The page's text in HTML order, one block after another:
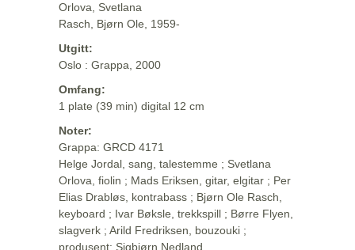
Orlova, Svetlana
Rasch, Bjørn Ole, 1959-
Utgitt:
Oslo : Grappa, 2000
Omfang:
1 plate (39 min) digital 12 cm
Noter:
Grappa: GRCD 4171
Helge Jordal, sang, talestemme ; Svetlana
Orlova, fiolin ; Mads Eriksen, gitar, elgitar ; Per
Elias Drabløs, kontrabass ; Bjørn Ole Rasch,
keyboard ; Ivar Bøksle, trekkspill ; Børre Flyen,
slagverk ; Arild Fredriksen, bouzouki ;
produsent: Sigbjørn Nedland